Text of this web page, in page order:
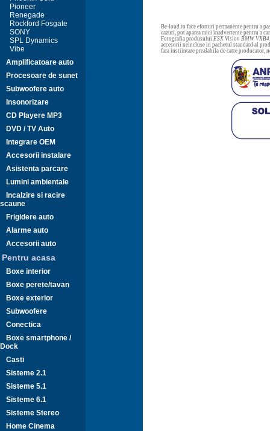
Pioneer
Renegade
Rockford Fosgate
SONY
SPL Dynamics
Vibe
Amplificatoare auto
Procesoare de sunet
Subwoofere auto
Insonorizare
CD Playere MP3
DVD / TV Auto
Integrare OEM
Accesorii instalare
Asistenta parcare
Lumini ambientale
Incalzire si racire
scaune
Frigidere auto
Alarme auto
Accesorii auto
Pentru acasa
Boxe interior
Boxe perete/tavan
Boxe exterior
Subwoofere
Conectica
Boxe smartphone /
Dock
Casti
Sisteme 2.1
Sisteme 5.1
Sisteme 6.1
Sisteme Stereo
Home Cinema
Be-loud.ro face eforturi permanente pentru a
cazuri, pot aparea mici inadvertente pentru a
Fotografia produsului ESX Vision BMW
accesorii neincluse in pachetul standard al
fara instiintare prealabila de catre